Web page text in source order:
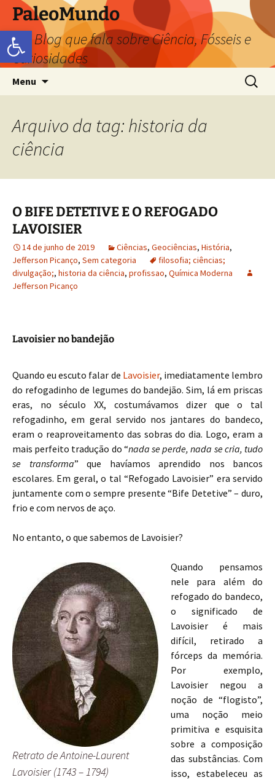
Abrir a barra de ferramentas
PaleoMundo
um Blog que fala sobre Ciência, Fósseis e
Curiosidades
Menu
Arquivo da tag: historia da
ciência
O BIFE DETETIVE E O REFOGADO
LAVOISIER
14 de junho de 2019 Ciências, Geociências, História,
Jefferson Picanço, Sem categoria
filosofia; ciências;
divulgação;, historia da ciência, profissao, Química Moderna
Jefferson Picanço
Lavoisier no bandejão
Quando eu escuto falar de Lavoisier, imediatamente lembro
do refogadinho de legumes do bandejão. Sim, lá em priscas
eras, no século XX, costumávamos dizer que o tal
refogadinho, em geral servido nos jantares do bandeco,
eram o reaproveitamento das sobras do dia. Logo, eram a
mais perfeito tradução do “nada se perde, nada se cria, tudo
se transforma” que havíamos aprendido nos bancos
escolares. Em geral, o tal “Refogado Lavoisier” era servido
juntamente com o sempre presente “Bife Detetive” – duro,
frio e com nervos de aço.
No entanto, o que sabemos de Lavoisier?
Retrato de Antoine-Laurent
Lavoisier (1743 – 1794)
Quando pensamos
nele para além do
refogado do bandeco,
o significado de
Lavoisier é mais
difícil, retirado a
fórceps da memória.
Por exemplo,
Lavoisier negou a
noção de “flogisto”,
uma noção meio
primitiva e esquisita
sobre a composição
das substâncias. Com
isso, estabeleceu as